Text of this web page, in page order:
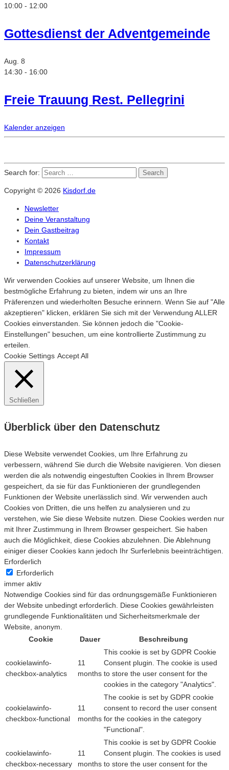
10:00 - 12:00
Gottesdienst der Adventgemeinde
Aug. 8
14:30 - 16:00
Freie Trauung Rest. Pellegrini
Kalender anzeigen
Search for: Search
Copyright © 2026 Kisdorf.de
Newsletter
Deine Veranstaltung
Dein Gastbeitrag
Kontakt
Impressum
Datenschutzerklärung
Wir verwenden Cookies auf unserer Website, um Ihnen die
bestmögliche Erfahrung zu bieten, indem wir uns an Ihre
Präferenzen und wiederholten Besuche erinnern. Wenn Sie auf "Alle
akzeptieren" klicken, erklären Sie sich mit der Verwendung ALLER
Cookies einverstanden. Sie können jedoch die "Cookie-
Einstellungen" besuchen, um eine kontrollierte Zustimmung zu
erteilen.
Cookie Settings Accept All
Schließen
Überblick über den Datenschutz
Diese Website verwendet Cookies, um Ihre Erfahrung zu
verbessern, während Sie durch die Website navigieren. Von diesen
werden die als notwendig eingestuften Cookies in Ihrem Browser
gespeichert, da sie für das Funktionieren der grundlegenden
Funktionen der Website unerlässlich sind. Wir verwenden auch
Cookies von Dritten, die uns helfen zu analysieren und zu
verstehen, wie Sie diese Website nutzen. Diese Cookies werden nur
mit Ihrer Zustimmung in Ihrem Browser gespeichert. Sie haben
auch die Möglichkeit, diese Cookies abzulehnen. Die Ablehnung
einiger dieser Cookies kann jedoch Ihr Surferlebnis beeinträchtigen.
Erforderlich
Erforderlich
immer aktiv
Notwendige Cookies sind für das ordnungsgemäße Funktionieren
der Website unbedingt erforderlich. Diese Cookies gewährleisten
grundlegende Funktionalitäten und Sicherheitsmerkmale der
Website, anonym.
Cookie
Dauer Beschreibung
cookielawinfo-
checkbox-analytics
11
months
This cookie is set by GDPR Cookie
Consent plugin. The cookie is used
to store the user consent for the
cookies in the category "Analytics".
cookielawinfo-
checkbox-functional
11
months
The cookie is set by GDPR cookie
consent to record the user consent
for the cookies in the category
"Functional".
cookielawinfo-
checkbox-necessary
11
months
This cookie is set by GDPR Cookie
Consent plugin. The cookies is used
to store the user consent for the